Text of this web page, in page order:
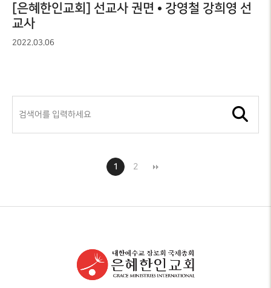
[은혜한인교회] 선교사 권면 • 강영철 강희영 선
교사
2022.03.06
1 2